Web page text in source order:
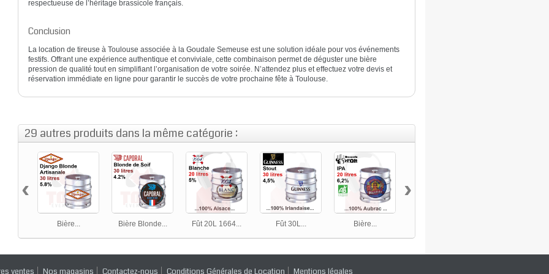
respectueuse de l’héritage brassicole français.
Conclusion
La location de tireuse à Toulouse associée à la Goudale Semeuse est une solution idéale pour vos événements
festifs. Offrant une expérience authentique et conviviale, cette combinaison permet de déguster une bière
pression de qualité tout en simplifiant l’organisation de votre soirée. N’attendez plus et effectuez votre devis et
réservation immédiate en ligne pour garantir le succès de votre prochaine fête à Toulouse.
29 autres produits dans la même catégorie :
Bière... Bière Blonde... Fût 20L 1664... Fût 30L... Bière...
‹ ›
ventes Nos magasins Contactez-nous Conditions Générales de Location Mentions légales